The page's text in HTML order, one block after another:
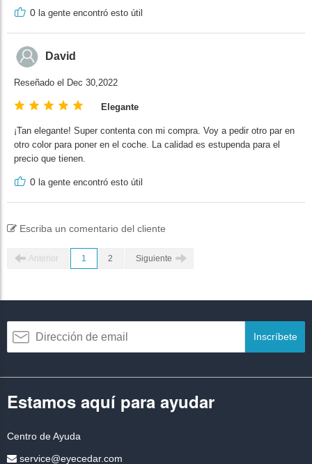
0 la gente encontró esto útil
David
Reseñado el Dec 30,2022
Elegante
¡Tan elegante! Super contenta con mi compra. Voy a pedir otro par en
otro color para poner en el coche. La calidad es estupenda para el
precio que tienen.
0 la gente encontró esto útil
Escriba un comentario del cliente
Anterior 1 2 Siguiente
Inscríbete
Estamos aquí para ayudar
Centro de Ayuda
service@eyecedar.com